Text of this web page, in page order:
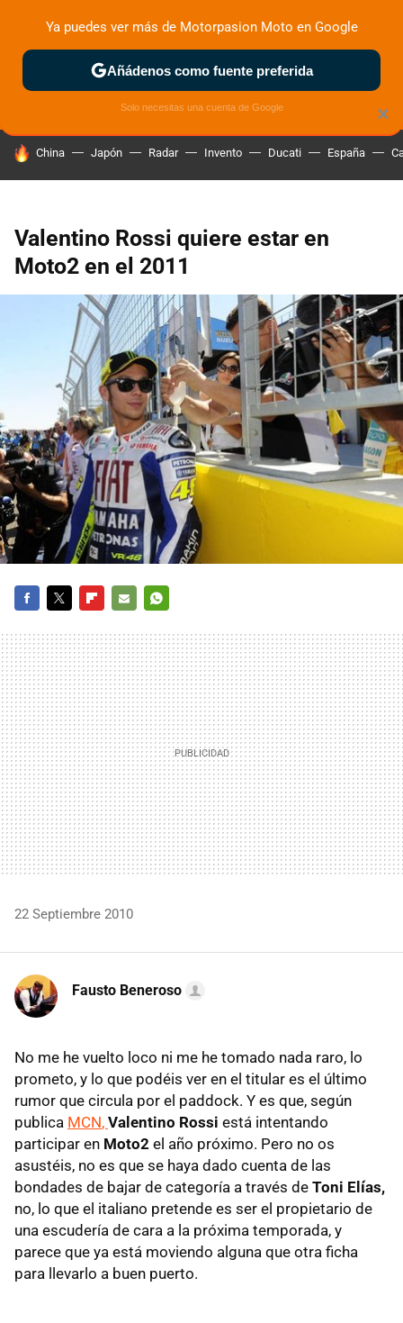
ZONA DE PRUEBAS DEPORTIVAS MOTOS ELÉCTRICAS
HOY SE HABLA DE
China Japón Radar Invento Ducati España
Valentino Rossi quiere estar en
Moto2 en el 2011
MAIL
22 Septiembre 2010
Fausto Beneroso
No me he vuelto loco ni me he tomado nada raro, lo
prometo, y lo que podéis ver en el titular es el último
rumor que circula por el paddock. Y es que, según
publica MCN, Valentino Rossi está intentando
participar en Moto2 el año próximo. Pero no os
asustéis, no es que se haya dado cuenta de las
bondades de bajar de categoría a través de Toni Elías,
no, lo que el italiano pretende es ser el propietario de
una escudería de cara a la próxima temporada, y
parece que ya está moviendo alguna que otra ficha
para llevarlo a buen puerto.
×
Ya puedes ver más de Motorpasion Moto en Google
Añádenos como fuente preferida
Solo necesitas una cuenta de Google